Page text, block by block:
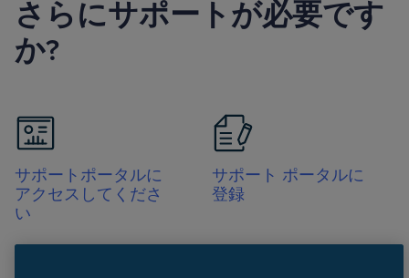
さらにサポートが必要です
か?
サポートポータルに
アクセスしてくださ
い
サポート ポータルに
登録